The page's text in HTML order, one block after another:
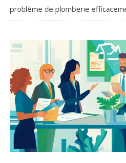
problème de plomberie